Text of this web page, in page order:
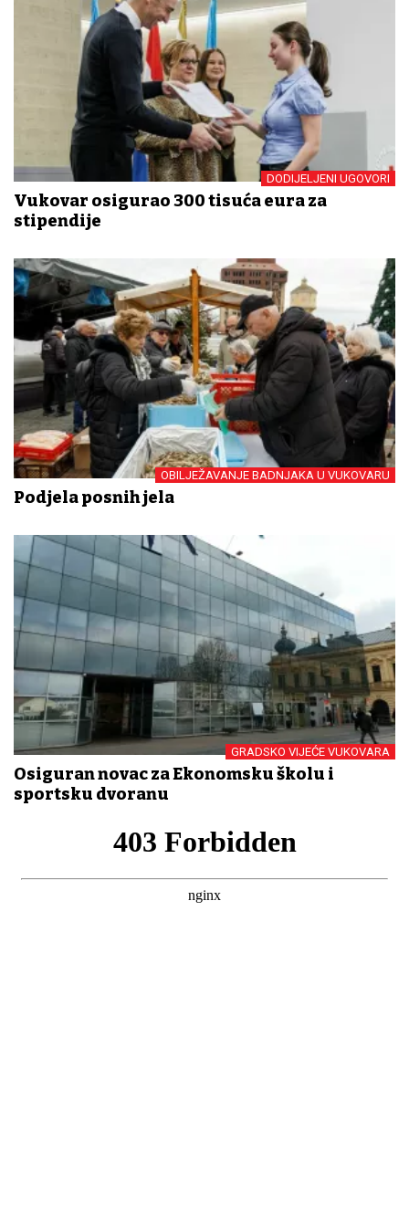
DODIJELJENI UGOVORI
Vukovar osigurao 300 tisuća eura za
stipendije
OBILJEŽAVANJE BADNJAKA U VUKOVARU
Podjela posnih jela
GRADSKO VIJEĆE VUKOVARA
Osiguran novac za Ekonomsku školu i
sportsku dvoranu